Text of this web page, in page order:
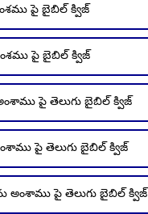
పై బైబిల్ క్విజ్
పై బైబిల్ క్విజ్
పై తెలుగు బైబిల్ క్విజ్
పై తెలుగు బైబిల్ క్విజ్
అంశాము పై తెలుగు బైబిల్ క్విజ్